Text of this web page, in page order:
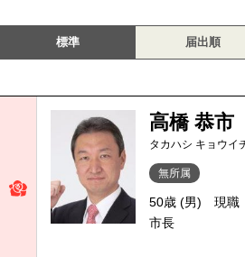
標準 届出順
高橋 恭市
タカハシ キョウイ
無所属
50歳 (男)
現職
市長